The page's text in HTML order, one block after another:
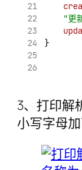
"更
}
3、打印解
小写字母